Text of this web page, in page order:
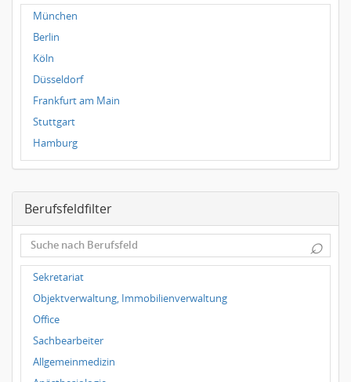
München
Berlin
Köln
Düsseldorf
Frankfurt am Main
Stuttgart
Hamburg
Frankfurt
Magdeburg
Leipzig
Dortmund
Wuppertal
Würzburg
Grünwald
Ulm
Bielefeld
Hannover
Berufsfeldfilter
⌕
Sekretariat
Objektverwaltung, Immobilienverwaltung
Office
Sachbearbeiter
Allgemeinmedizin